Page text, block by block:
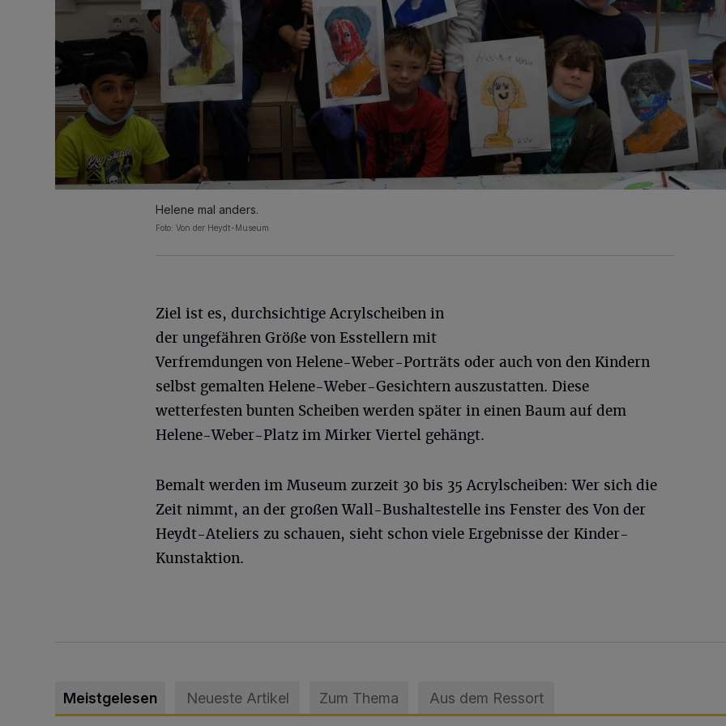
Helene mal anders.
Foto: Von der Heydt-Museum
Ziel ist es, durchsichtige Acrylscheiben in
der ungefähren Größe von Esstellern mit
Verfremdungen von Helene-Weber-Porträts oder auch von den Kindern
selbst gemalten Helene-Weber-Gesichtern auszustatten. Diese
wetterfesten bunten Scheiben werden später in einen Baum auf dem
Helene-Weber-Platz im Mirker Viertel gehängt.
Bemalt werden im Museum zurzeit 30 bis 35 Acrylscheiben: Wer sich die
Zeit nimmt, an der großen Wall-Bushaltestelle ins Fenster des Von der
Heydt-Ateliers zu schauen, sieht schon viele Ergebnisse der Kinder-
Kunstaktion.
Meistgelesen Neueste Artikel Zum Thema Aus dem Ressort